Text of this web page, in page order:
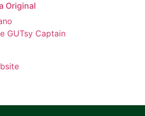
Original
GUTsy Captain